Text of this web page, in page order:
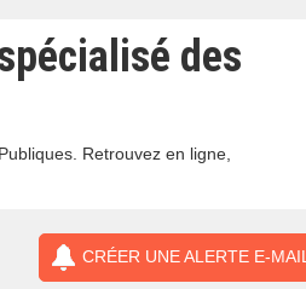
des
Retrouvez en ligne,
CRÉER UNE ALERTE E-MAIL